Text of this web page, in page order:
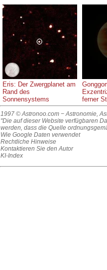
Eris: Der Zwergplanet am
Rand des
Sonnensystems
ferner
1997 © Astronoo.com − Astronomie,
"Die auf dieser Website verfügbaren
werden, dass die Quelle
Wie Google Daten verwendet
Rechtliche Hinweise
Kontaktieren Sie den Autor
KI-Index